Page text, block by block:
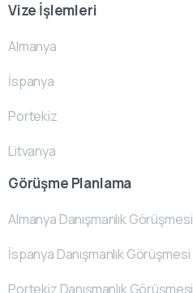
Vize İşlemleri
Almanya
İspanya
Portekiz
Litvanya
Görüşme Planlama
Almanya Danışmanlık Görüşmesi
İspanya Danışmanlık Görüşmesi
Portekiz Danışmanlık Görüşmesi